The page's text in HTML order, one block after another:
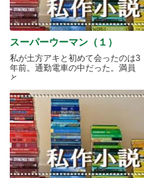
スーパーウーマン（１）
私が土方アキと初めて会ったのは3
年前。通勤電車の中だった。満員
と.....